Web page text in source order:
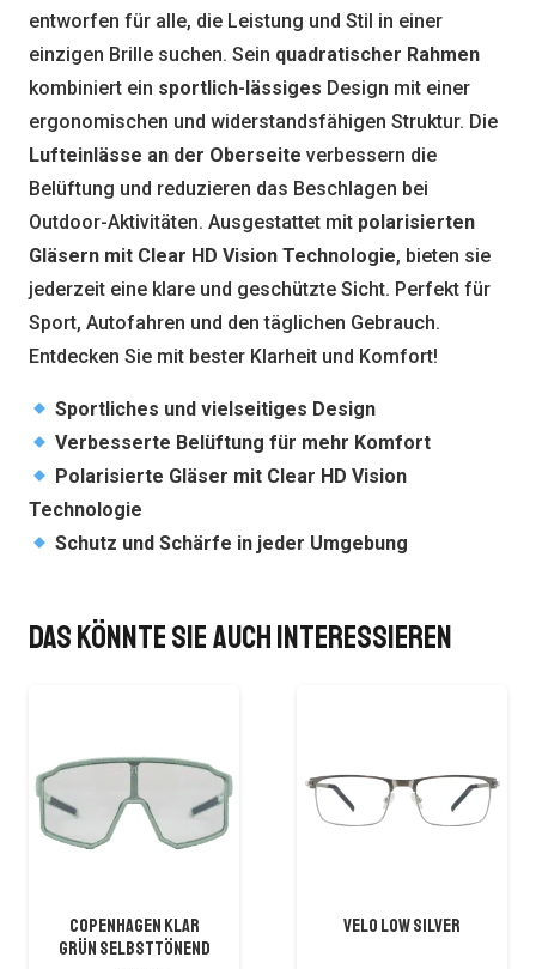
entworfen für alle, die Leistung und Stil in einer
einzigen Brille suchen. Sein quadratischer Rahmen
kombiniert ein sportlich-lässiges Design mit einer
ergonomischen und widerstandsfähigen Struktur. Die
Lufteinlässe an der Oberseite verbessern die
Belüftung und reduzieren das Beschlagen bei
Outdoor-Aktivitäten. Ausgestattet mit polarisierten
Gläsern mit Clear HD Vision Technologie, bieten sie
jederzeit eine klare und geschützte Sicht. Perfekt für
Sport, Autofahren und den täglichen Gebrauch.
Entdecken Sie mit bester Klarheit und Komfort!
Sportliches und vielseitiges Design
Verbesserte Belüftung für mehr Komfort
Polarisierte Gläser mit Clear HD Vision
Technologie
Schutz und Schärfe in jeder Umgebung
Das könnte Sie auch interessieren
COPENHAGEN KLAR
GRÜN SELBSTTÖNEND
VELO LOW SILVER